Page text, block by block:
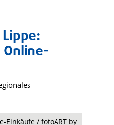
Einkäufe / fotoART by